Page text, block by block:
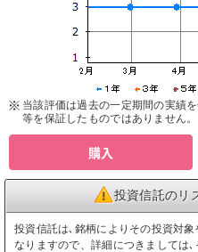
当該評価は過去の一定期間の実績
等を保証したものではありません。
購入
投資信託のリ
投資信託は､銘柄によりその投資対
なりますので、詳細につきましては